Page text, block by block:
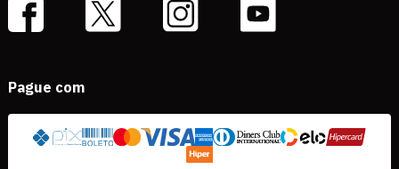
Pague com